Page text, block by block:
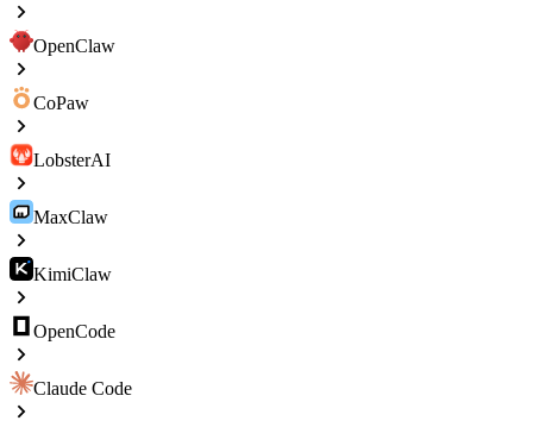
OpenClaw
CoPaw
LobsterAI
MaxClaw
KimiClaw
OpenCode
Claude Code